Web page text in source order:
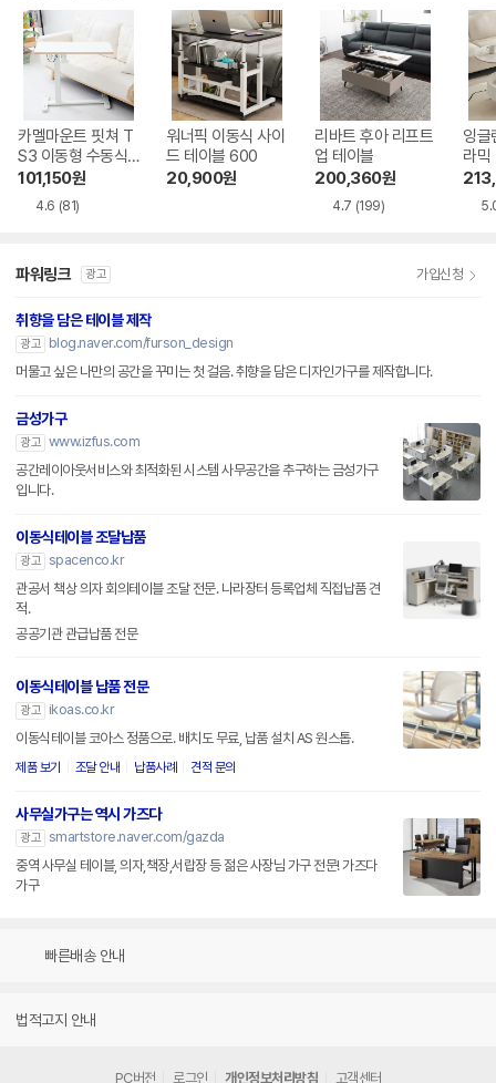
카멜마운트 핏쳐 T
S3 이동형 수동식
각도조절 사이드 테
이블
101,150원
4.6 (81)
워너픽 이동식 사이
드 테이블 600
20,900원
리바트 후아 리프트
업 테이블
200,360원
4.7 (199)
잉글
라믹
트업
파워링크 광고 가입신청
취향을 담은 테이블 제작
광고
blog.naver.com/furson_design
머물고 싶은 나만의 공간을 꾸미는 첫 걸음. 취향을 담은 디자인가구를 제작합니다.
금성가구
광고 www.izfus.com
공간레이아웃서비스와 최적화된 시스템 사무공간을 추구하는 금성가구
입니다.
이동식테이블 조달납품
광고 spacenco.kr
관공서 책상 의자 회의테이블 조달 전문. 나라장터 등록업체 직접납품 견
적.
공공기관 관급납품 전문
이동식테이블 납품 전문
광고
ikoas.co.kr
이동식테이블 코아스 정품으로. 배치도 무료, 납품 설치 AS 원스톱.
제품 보기 조달 안내 납품사례 견적 문의
사무실가구는 역시 가즈다
광고 smartstore.naver.com/gazda
중역 사무실 테이블, 의자,책장,서랍장 등 젊은 사장님 가구 전문! 가즈다
가구
빠른배송 안내
법적고지 안내
PC버전 로그인 개인정보처리방침 고객센터